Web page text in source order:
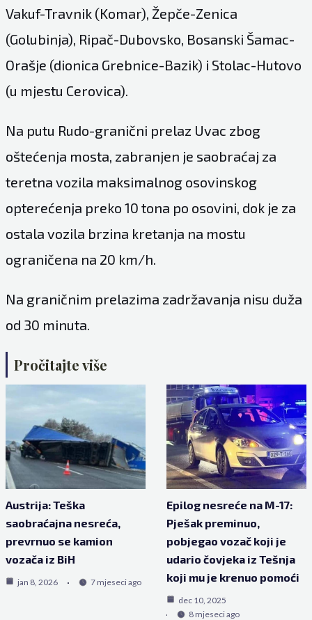
Vakuf-Travnik (Komar), Žepče-Zenica
(Golubinja), Ripač-Dubovsko, Bosanski Šamac-
Orašje (dionica Grebnice-Bazik) i Stolac-Hutovo
(u mjestu Cerovica).
Na putu Rudo-granični prelaz Uvac zbog
oštećenja mosta, zabranjen je saobraćaj za
teretna vozila maksimalnog osovinskog
opterećenja preko 10 tona po osovini, dok je za
ostala vozila brzina kretanja na mostu
ograničena na 20 km/h.
Na graničnim prelazima zadržavanja nisu duža
od 30 minuta.
Pročitajte više
Austrija: Teška
saobraćajna nesreća,
prevrnuo se kamion
vozača iz BiH
jan 8, 2026 7 mjeseci ago
Epilog nesreće na M-17:
Pješak preminuo,
pobjegao vozač koji je
udario čovjeka iz Tešnja
koji mu je krenuo pomoći
dec 10, 2025
8 mjeseci ago